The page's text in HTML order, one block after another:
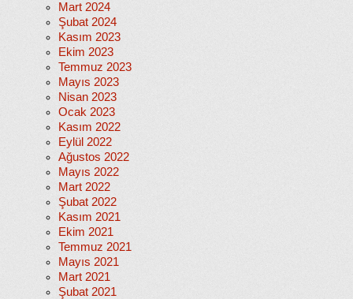
Mart 2024
Şubat 2024
Kasım 2023
Ekim 2023
Temmuz 2023
Mayıs 2023
Nisan 2023
Ocak 2023
Kasım 2022
Eylül 2022
Ağustos 2022
Mayıs 2022
Mart 2022
Şubat 2022
Kasım 2021
Ekim 2021
Temmuz 2021
Mayıs 2021
Mart 2021
Şubat 2021